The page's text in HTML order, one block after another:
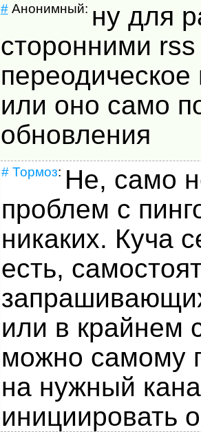
#Анонимный: ну для
сторонними rss
или оно само
обновления
# Тормоз: Не, само
проблем с
никаких. Куча
есть,
или в крайнем
можно самому
на нужный
инициировать